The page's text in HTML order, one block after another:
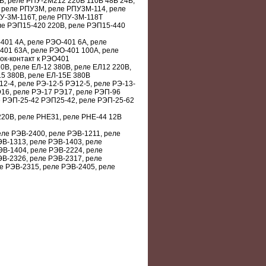
РПУ3М, реле РПУ3М-114, реле
3М-116Т, реле РПУ-3М-118Т
РЭП15-420 220В, реле РЭП15-440
4А, реле РЭО-401 6А, реле
63А, реле РЭО-401 100А, реле
контакт к РЭО401
реле ЕЛ-12 380В, реле ЕЛ12 220В,
380В, реле ЕЛ-15Е 380В
4, реле РЭ-12-5 РЭ12-5, реле РЭ-13-
реле РЭ-17 РЭ17, реле РЭП-96
25-42 РЭП25-42, реле РЭП-25-62
реле РНЕ31, реле РНЕ-44 12В
РЭВ-2400, реле РЭВ-1211, реле
1313, реле РЭВ-1403, реле
1404, реле РЭВ-2224, реле
2326, реле РЭВ-2317, реле
РЭВ-2315, реле РЭВ-2405, реле